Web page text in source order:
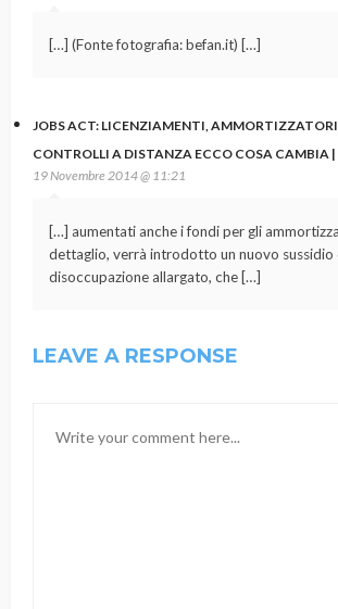
[…] (Fonte fotografia: befan.it) […]
JOBS ACT: LICENZIAMENTI,
CONTROLLI A DISTANZA ECCO COSA CAMBIA |
19 Novembre 2014 @ 11:21
[…] aumentati anche i fondi per gli
dettaglio, verrà introdotto un nuovo sussidio
disoccupazione allargato, che […]
LEAVE A RESPONSE